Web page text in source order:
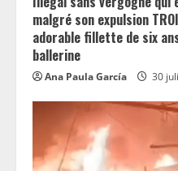
malgré son expulsion
adorable fillette de six
ballerine
Ana Paula García 30